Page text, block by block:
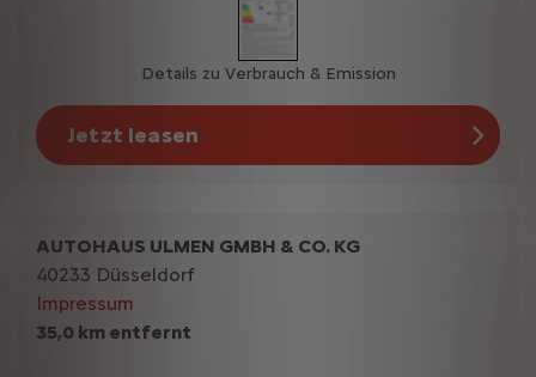
Details zu Verbrauch & Emission
Jetzt leasen
35,0 km entfernt
AUTOHAUS ULMEN GMBH & CO. KG
40233 Düsseldorf
Impressum